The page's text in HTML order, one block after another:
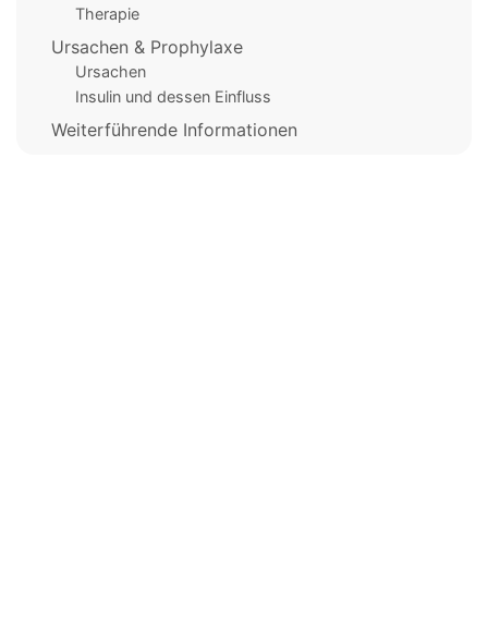
Therapie
Ursachen & Prophylaxe
Ursachen
Insulin und dessen Einfluss
Weiterführende Informationen